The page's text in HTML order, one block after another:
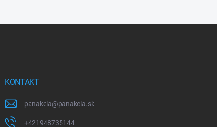
KONTAKT
panakeia@panakeia.sk
+421948735144